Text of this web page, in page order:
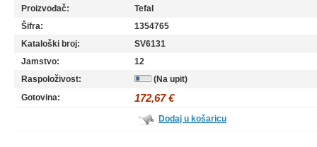
Proizvođač:
Tefal
Šifra:
1354765
Kataloški broj:
SV6131
Jamstvo:
12
Raspoloživost:
(Na upit)
Gotovina:
172,67 €
Dodaj u košaricu